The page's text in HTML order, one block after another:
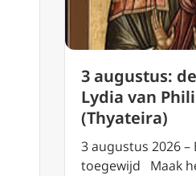
3 augustus:
Lydia van
(Thyateira)
3 augustus 2026 –
toegewijd Maak